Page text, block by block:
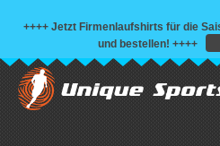
++++ Jetzt Firmenlaufshirts für die
und bestellen! ++++